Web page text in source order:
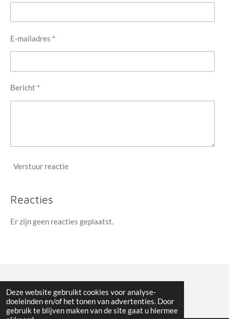
Deze website gebruikt cookies voor analyse-
doeleinden en/of het tonen van advertenties. Door
gebruik te blijven maken van de site gaat u hiermee
E-mailadres *
Bericht *
Verstuur reactie
Reacties
Er zijn geen reacties geplaatst.
© 2022 Veldritnieuws